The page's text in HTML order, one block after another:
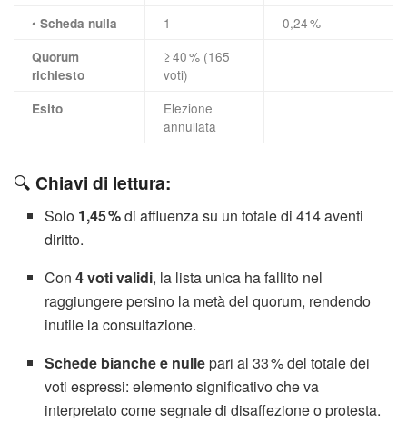
• Scheda nulla 1 0,24 %
Quorum
richiesto
≥ 40 % (165
voti)
Esito
Elezione
annullata
🔍 Chiavi di lettura:
Solo 1,45 %di affluenza su un totale di 414 aventi
diritto.
Con4 voti validi, la lista unica ha fallito nel
raggiungere persino la metà del quorum, rendendo
inutile la consultazione.
Schede bianche e nullepari al 33 % del totale dei
voti espressi: elemento significativo che va
interpretato come segnale di disaffezione o protesta.